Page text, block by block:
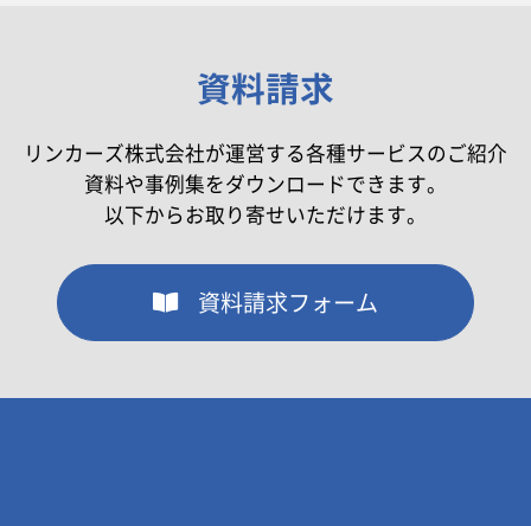
資料請求
リンカーズ株式会社が運営する各種サービスのご紹介
資料や事例集をダウンロードできます。
以下からお取り寄せいただけます。
資料請求フォーム